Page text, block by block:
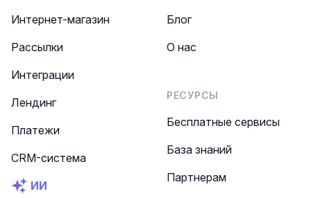
Интернет-магазин
Рассылки
Интеграции
Лендинг
Платежи
CRM-система
ИИ
Блог
О нас
РЕСУРСЫ
Бесплатные сервисы
База знаний
Партнерам